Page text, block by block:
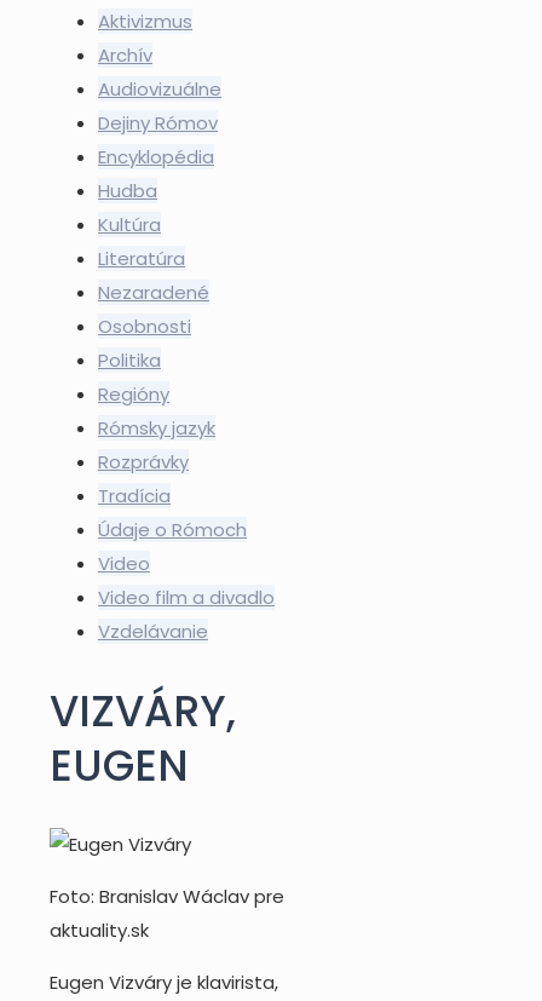
Aktivizmus
Archív
Audiovizuálne
Dejiny Rómov
Encyklopédia
Hudba
Kultúra
Literatúra
Nezaradené
Osobnosti
Politika
Regióny
Rómsky jazyk
Rozprávky
Tradícia
Údaje o Rómoch
Video
Video film a divadlo
Vzdelávanie
VIZVÁRY,
EUGEN
Foto: Branislav Wáclav pre
aktuality.sk
Eugen Vizváry je klavirista,